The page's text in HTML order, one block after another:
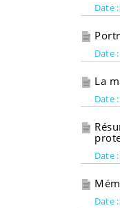
Date :
Date :
La
Date :
Date :
Date :